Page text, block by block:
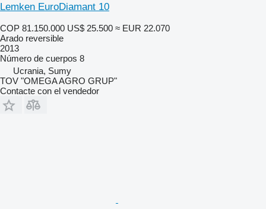
Lemken EuroDiamant 10
COP 81.150.000 US$ 25.500 ≈ EUR 22.070
Arado reversible
2013
Número de cuerpos 8
Ucrania, Sumy
TOV "OMEGA AGRO GRUP"
Contacte con el vendedor